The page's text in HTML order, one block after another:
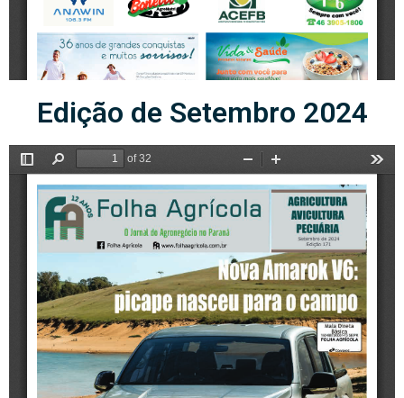
Edição de Setembro 2024